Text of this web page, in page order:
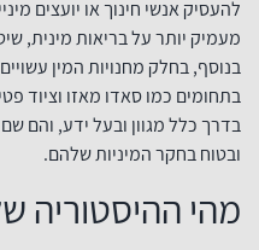
להעסיק אנשי חינוך או יועצים
מעמיק יותר על בריאות מינית,
בנוסף, בחלק מחנויות המין
בתחומים כמו סאדו מאזו וציוד
בדרך כלל מגוון ובעל ידע, והם
ובטוח בחקר המיניות שלהם.
מהי ההיסטוריה